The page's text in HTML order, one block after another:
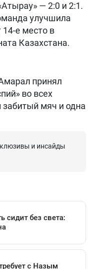
— 2:0 и 2:1.
улучшила
е место в
Казахстана.
принял
во всех
забитый мяч и одна
и инсайды